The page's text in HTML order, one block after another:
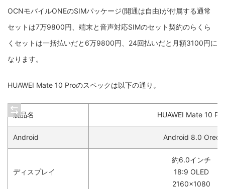
OCNモバイルONEのSIMパッケージ(開通は自由)が付属する通常
セットは7万9800円、端末と音声対応SIMのセット契約のらくら
くセットは一括払いだと6万9800円、24回払いだと月額3100円に
なります。
HUAWEI Mate 10 Proのスペックは以下の通り。
製品名 HUAWEI Mate 10 Pro
Android Android 8.0 Oreo
ディスプレイ
約6.0インチ
18:9 OLED
2160×1080